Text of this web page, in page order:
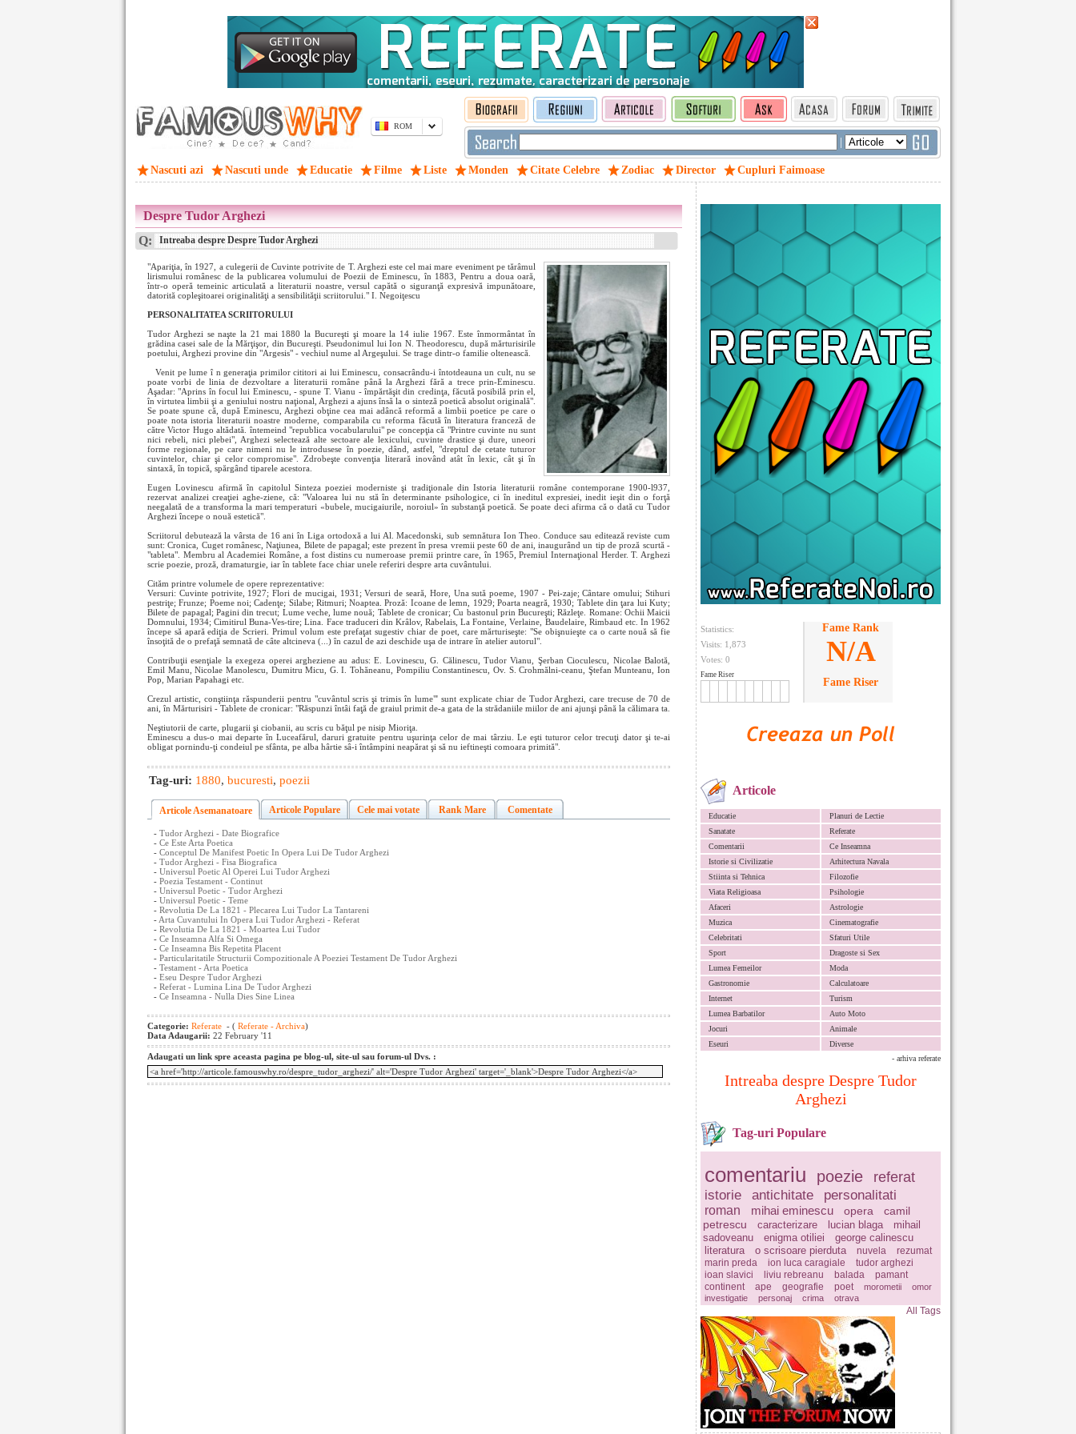
ROM
|
Nascuti azi Nascuti unde Educatie Filme Liste Monden Citate Celebre Zodiac Director Cupluri Faimoase
Statistics:
Visits: 1,873
Votes: 0
Fame Riser
Fame Rank
N/A
Fame Riser
Articole
Educatie
Planuri de Lectie
Sanatate
Referate
Comentarii
Ce Inseamna
Istorie si Civilizatie
Arhitectura Navala
Stiinta si Tehnica
Filozofie
Viata Religioasa
Psihologie
Afaceri
Astrologie
Muzica
Cinematografie
Celebritati
Sfaturi Utile
Sport
Dragoste si Sex
Lumea Femeilor
Moda
Gastronomie
Calculatoare
Internet
Turism
Lumea Barbatilor
Auto Moto
Jocuri
Animale
Eseuri
Diverse
- arhiva referate
Intreaba despre Despre Tudor
Arghezi
Tag-uri Populare
comentariu poezie referat
istorie antichitate personalitati
roman mihai eminescu opera
camil
petrescu
caracterizare lucian blaga
mihail
sadoveanu
enigma otiliei
george calinescu
literatura
o scrisoare pierduta nuvela
rezumat
marin preda
ion luca caragiale
tudor arghezi
ioan slavici
liviu rebreanu balada
pamant
continent
ape geografie poet morometii
omor
investigatie
personaj crima otrava
All Tags
Despre Tudor Arghezi
Q: Intreaba despre Despre Tudor Arghezi
"Apariţia, în 1927, a culegerii de Cuvinte potrivite de T. Arghezi este cel mai mare eveniment pe tărâmul
lirismului românesc de la publicarea volumului de Poezii de Eminescu, în 1883, Pentru a doua oară,
într-o operă temeinic articulată a literaturii noastre, versul capătă o siguranţă expresivă impunătoare,
datorită copleşitoarei originalităţi a sensibilităţii scriitorului." I. Negoiţescu
PERSONALITATEA SCRIITORULUI
Tudor Arghezi se naşte la 21 mai 1880 la Bucureşti şi moare la 14 iulie 1967. Este înmormântat în
grădina casei sale de la Mărţişor, din Bucureşti. Pseudonimul lui Ion N. Theodorescu, după mărturisirile
poetului, Arghezi provine din "Argesis" - vechiul nume al Argeşului. Se trage dintr-o familie oltenească.
Venit pe lume î n generaţia primilor cititori ai lui Eminescu, consacrându-i întotdeauna un cult, nu se
poate vorbi de linia de dezvoltare a literaturii române până la Arghezi fără a trece prin-Eminescu.
Aşadar: "Aprins în focul lui Eminescu, - spune T. Vianu - împărtăşit din credinţa, făcută posibilă prin el,
în virtutea limbii şi a geniului nostru naţional, Arghezi a ajuns însă la o sinteză poetică absolut originală".
Se poate spune că, după Eminescu, Arghezi obţine cea mai adâncă reformă a limbii poetice pe care o
poate nota istoria literaturii noastre moderne, comparabila cu reforma făcută în literatura franceză de
către Victor Hugo altădată. întemeind "republica vocabularului" pe concepţia că "Printre cuvinte nu sunt
nici rebeli, nici plebei", Arghezi selectează alte sectoare ale lexicului, cuvinte drastice şi dure, uneori
forme regionale, pe care nimeni nu le introdusese în poezie, dând, astfel, "dreptul de cetate tuturor
cuvintelor, chiar şi celor compromise". Zdrobeşte convenţia literară inovând atât în lexic, cât şi în
sintaxă, în topică, spărgând tiparele acestora.
Eugen Lovinescu afirmă în capitolul Sinteza poeziei moderniste şi tradiţionale din Istoria literaturii române contemporane 1900-l937,
rezervat analizei creaţiei aghe-ziene, că: "Valoarea lui nu stă în determinante psihologice, ci în ineditul expresiei, inedit ieşit din o forţă
neegalată de a transforma la mari temperaturi «bubele, mucigaiurile, noroiul» în substanţă poetică. Se poate deci afirma că o dată cu Tudor
Arghezi începe o nouă estetică".
Scriitorul debutează la vârsta de 16 ani în Liga ortodoxă a lui Al. Macedonski, sub semnătura Ion Theo. Conduce sau editează reviste cum
sunt: Cronica, Cuget românesc, Naţiunea, Bilete de papagal; este prezent în presa vremii peste 60 de ani, inaugurând un tip de proză scurtă -
"tableta". Membru al Academiei Române, a fost distins cu numeroase premii printre care, în 1965, Premiul Internaţional Herder. T. Arghezi
scrie poezie, proză, dramaturgie, iar în tablete face chiar unele referiri despre arta cuvântului.
Cităm printre volumele de opere reprezentative:
Versuri: Cuvinte potrivite, 1927; Flori de mucigai, 1931; Versuri de seară, Hore, Una sută poeme, 1907 - Pei-zaje; Cântare omului; Stihuri
pestriţe; Frunze; Poeme noi; Cadenţe; Silabe; Ritmuri; Noaptea. Proză: Icoane de lemn, 1929; Poarta neagră, 1930; Tablete din ţara lui Kuty;
Bilete de papagal; Pagini din trecut; Lume veche, lume nouă; Tablete de cronicar; Cu bastonul prin Bucureşti; Răzleţe. Romane: Ochii Maicii
Domnului, 1934; Cimitirul Buna-Ves-tire; Lina. Face traduceri din Krâlov, Rabelais, La Fontaine, Verlaine, Baudelaire, Rimbaud etc. In 1962
începe să apară ediţia de Scrieri. Primul volum este prefaţat sugestiv chiar de poet, care mărturiseşte: "Se obişnuieşte ca o carte nouă să fie
însoţită de o prefaţă semnată de câte altcineva (...) în cazul de azi deschide uşa de intrare în atelier autorul".
Contribuţii esenţiale la exegeza operei argheziene au adus: E. Lovinescu, G. Călinescu, Tudor Vianu, Şerban Cioculescu, Nicolae Balotă,
Emil Manu, Nicolae Manolescu, Dumitru Micu, G. I. Tohăneanu, Pompiliu Constantinescu, Ov. S. Crohmălni-ceanu, Ştefan Munteanu, Ion
Pop, Marian Papahagi etc.
Crezul artistic, conştiinţa răspunderii pentru "cuvântul scris şi trimis în lume"' sunt explicate chiar de Tudor Arghezi, care trecuse de 70 de
ani, în Mărturisiri - Tablete de cronicar: "Răspunzi întâi faţă de graiul primit de-a gata de la strădaniile miilor de ani ajunşi până la călimara ta.
Neştiutorii de carte, plugarii şi ciobanii, au scris cu băţul pe nisip Mioriţa.
Eminescu a dus-o mai departe în Luceafărul, daruri gratuite pentru uşurinţa celor de mai târziu. Le eşti tuturor celor trecuţi dator şi te-ai
obligat pornindu-ţi condeiul pe sfânta, pe alba hârtie sâ-i întâmpini neapărat şi să nu ieftineşti comoara primită".
Tag-uri: 1880, bucuresti, poezii
Articole Asemanatoare Articole Populare Cele mai votate Rank Mare Comentate
- Tudor Arghezi - Date Biografice
- Ce Este Arta Poetica
- Conceptul De Manifest Poetic In Opera Lui De Tudor Arghezi
- Tudor Arghezi - Fisa Biografica
- Universul Poetic Al Operei Lui Tudor Arghezi
- Poezia Testament - Continut
- Universul Poetic - Tudor Arghezi
- Universul Poetic - Teme
- Revolutia De La 1821 - Plecarea Lui Tudor La Tantareni
- Arta Cuvantului In Opera Lui Tudor Arghezi - Referat
- Revolutia De La 1821 - Moartea Lui Tudor
- Ce Inseamna Alfa Si Omega
- Ce Inseamna Bis Repetita Placent
- Particularitatile Structurii Compozitionale A Poeziei Testament De Tudor Arghezi
- Testament - Arta Poetica
- Eseu Despre Tudor Arghezi
- Referat - Lumina Lina De Tudor Arghezi
- Ce Inseamna - Nulla Dies Sine Linea
Categorie: Referate - ( Referate - Archiva)
Data Adaugarii: 22 February '11
Adaugati un link spre aceasta pagina pe blog-ul, site-ul sau forum-ul Dvs. :